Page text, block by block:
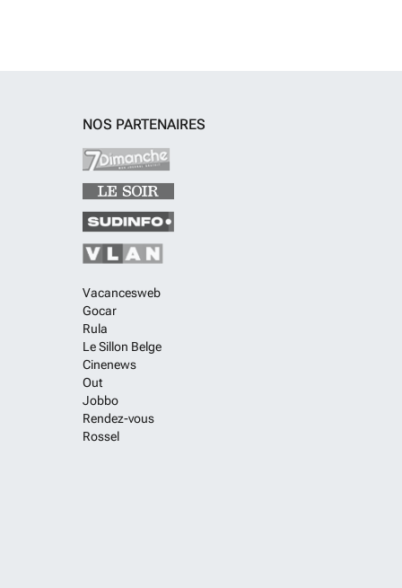
NOS PARTENAIRES
Vacancesweb
Gocar
Rula
Le Sillon Belge
Cinenews
Out
Jobbo
Rendez-vous
Rossel